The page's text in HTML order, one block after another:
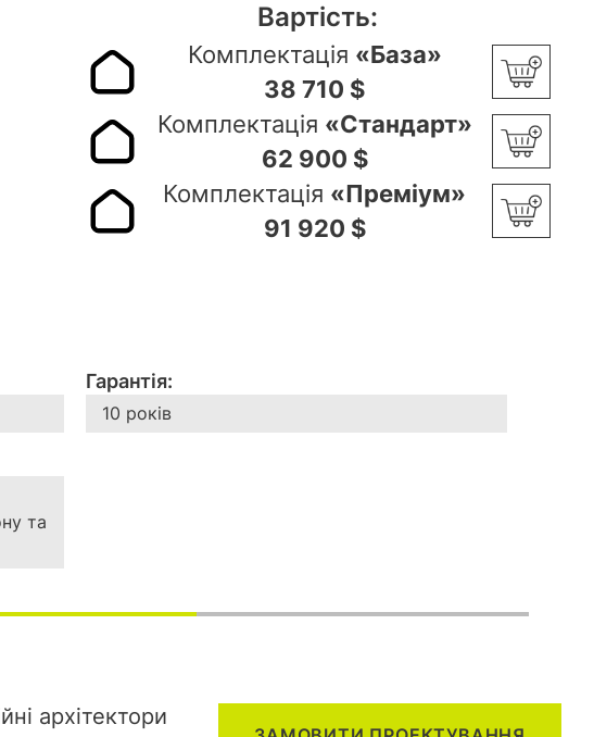
Вартість:
Комплектація «База»
38 710 $
Комплектація «Стандарт»
62 900 $
Комплектація «Преміум»
91 920 $
Гарантія:
10 років
та
архітектори